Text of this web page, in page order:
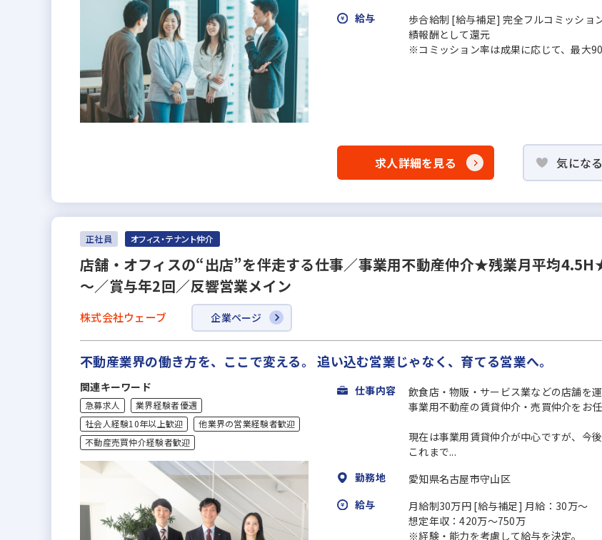
給与
歩合給制 [給与補足] 完全フルコミッショ
績報酬として還元
※コミッション率は成果に応じて、最大
求人詳細を見る 気になる
正社員 オフィス・テナント仲介
店舗・オフィスの“出店”を伴走する仕事／事業用不動産仲介★残業月平均
～／賞与年2回／反響営業メイン
株式会社ウェーブ 企業ページ
不動産業界の働き方を、ここで変える。 追い込む営業じゃなく、育てる営業へ。
関連キーワード
急募求人
業界経験者優遇
社会人経験10年以上歓迎
他業界の営業経験者歓迎
不動産売買仲介経験者歓迎
仕事内容
飲食店・物販・サービス業などの店舗を
事業用不動産の賃貸仲介・売買仲介をお任
現在は事業用賃貸仲介が中心ですが、今
これまで...
勤務地
愛知県名古屋市守山区
給与
月給制30万円 [給与補足] 月給：30万～
想定年収：420万～750万
※経験・能力を考慮して給与を決定。